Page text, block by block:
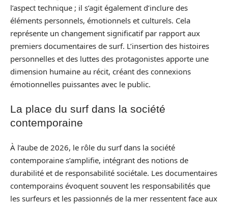
l’aspect technique ; il s’agit également d’inclure des
éléments personnels, émotionnels et culturels. Cela
représente un changement significatif par rapport aux
premiers documentaires de surf. L’insertion des histoires
personnelles et des luttes des protagonistes apporte une
dimension humaine au récit, créant des connexions
émotionnelles puissantes avec le public.
La place du surf dans la société
contemporaine
À l’aube de 2026, le rôle du surf dans la société
contemporaine s’amplifie, intégrant des notions de
durabilité et de responsabilité sociétale. Les documentaires
contemporains évoquent souvent les responsabilités que
les surfeurs et les passionnés de la mer ressentent face aux